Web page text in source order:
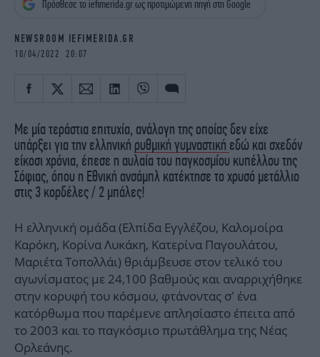
iBOOKS
ΖΩΔΙΑ
MEDIA
NEWSLETTER
Πρόσθεσε το iefimerida.gr ως προτιμώμενη πηγή στη Google
NEWSROOM IEFIMERIDA.GR
10/04/2022 20:07
Με μία τεράστια επιτυχία, ανάλογη της οποίας δεν είχε
υπάρξει για την ελληνική ρυθμική γυμναστική εδώ και σχεδόν
είκοσι χρόνια, έπεσε η αυλαία του παγκοσμίου κυπέλλου της
Σόφιας, όπου η Εθνική ανσάμπλ κατέκτησε το χρυσό μετάλλιο
στις 3 κορδέλες / 2 μπάλες!
Η ελληνική ομάδα (Ελπίδα Εγγλέζου, Καλομοίρα
Καρόκη, Κορίνα Λυκάκη, Κατερίνα Παγουλάτου,
Μαριέτα Τοπολλάι) θριάμβευσε στον τελικό του
αγωνίσματος με 24,100 βαθμούς και αναρριχήθηκε
στην κορυφή του κόσμου, φτάνοντας σ’ ένα
κατόρθωμα που παρέμενε απλησίαστο έπειτα από
το 2003 και το παγκόσμιο πρωτάθλημα της Νέας
Ορλεάνης.